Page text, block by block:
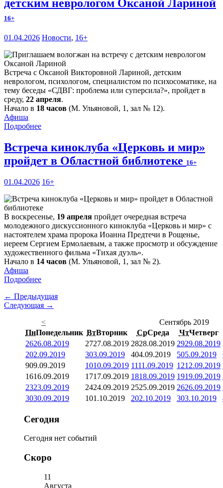
детским неврологом Оксаной Лариной
16+
01.04.2026 Новости, 16+
Встреча с Оксаной Викторовной Лариной, детским
неврологом, психологом, специалистом по психосоматике, на
тему беседы «СДВГ: проблема или суперсила?», пройдет в
среду, 22 апреля.
Начало в 18 часов (М. Ульяновой, 1, зал № 12).
Афиша
Подробнее
Встреча киноклуба «Церковь и мир»
пройдет в Областной библиотеке 16+
01.04.2026 16+
В воскресенье, 19 апреля пройдет очередная встреча
молодежного дискуссионного киноклуба «Церковь и мир» с
настоятелем храма пророка Иоанна Предтечи в Рощенье,
иереем Сергием Ермолаевым, а также просмотр и обсуждение
художественного фильма «Тихая дуэль».
Начало в 14 часов (М. Ульяновой, 1, зал № 2).
Афиша
Подробнее
← Предыдущая
Следующая →
<
Сентябрь 2019
ПнПонедельник ВтВторник СрСреда ЧтЧетверг
2626.08.2019 2727.08.2019 2828.08.2019 2929.08.2019
202.09.2019 303.09.2019 404.09.2019 505.09.2019
909.09.2019 1010.09.2019 1111.09.2019 1212.09.2019
1616.09.2019 1717.09.2019 1818.09.2019 1919.09.2019
2323.09.2019 2424.09.2019 2525.09.2019 2626.09.2019
3030.09.2019 101.10.2019 202.10.2019 303.10.2019
Сегодня
Сегодня нет событий
Скоро
11
Августа